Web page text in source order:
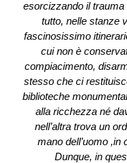
esorcizzando il trauma
tutto, nelle stanze
fascinosissimo
cui non è
compiacimento,
stesso che ci
biblioteche
alla ricchezza né
nell’altra trova un
mano dell’uomo ,in
Dunque, in